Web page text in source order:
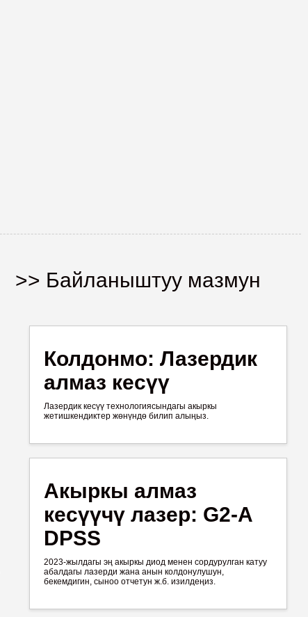
>> Байланыштуу мазмун
Колдонмо: Лазердик
алмаз кесүү
Лазердик кесүү технологиясындагы акыркы
жетишкендиктер жөнүндө билип алыңыз.
Акыркы алмаз
кесүүчү лазер: G2-A
DPSS
2023-жылдагы эң акыркы диод менен сордурулган катуу
абалдагы лазерди жана анын колдонулушун,
бекемдигин, сыноо отчетун ж.б. изилдеңиз.